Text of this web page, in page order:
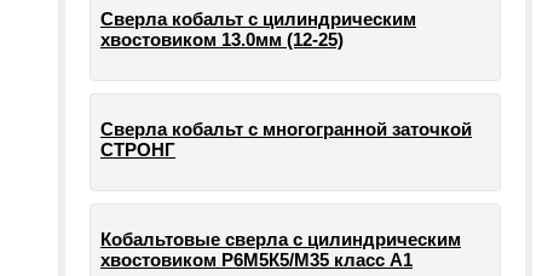
Сверла кобальт с цилиндрическим
хвостовиком 13.0мм (12-25)
Сверла кобальт с многогранной заточкой
СТРОНГ
Кобальтовые сверла с цилиндрическим
хвостовиком Р6М5К5/М35 класс А1